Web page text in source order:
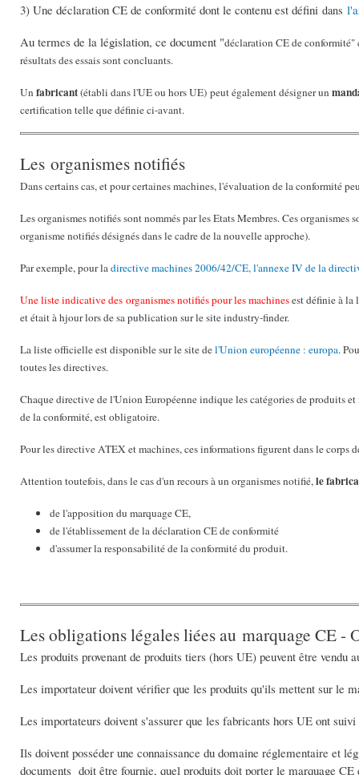
3) Une déclaration CE de conformité dont le contenu est défini dans
Au termes de la législation, ce document "déclaration CE de conformité"
résultats des essais sont concluants.
Un fabricant(établi dans l'UE ou hors UE) peut également désigner un
certification telle que définie ci-avant.
Les organismes notifiés
Dans certains cas, et pour certaines machines, l'évaluation de la conformité
Les organismes notifiés sont nommés par les Etats Membres. Ces
organisme notifiés désignés dans le cadre de la nouvelle approche).
Par exemple, pour ladirective machines 2006/42/CE, l'annexe IV de la
Une liste indicative des organismes notifiés pour les machinesest définie à la
et était à hjour lors de sa publication sur le site industry-finder.
La liste officielle est disponible sur le site del'Union européenne : europa.
toutes les directives.
Chaque directive de l'Union Européenne indique les catégories de produits
de la conformité, est obligatoire.
Pour les directive ATEX et machines, ces informations figurent dans le corps
Attention toutefois, dans le cas d'un recours à un organismes notifié,le
de l'apposition du marquage CE,
de l'établissement de la déclaration CE de conformité
d'assumer la responsabilité de la conformité du produit.
Les obligations légales liées au marquage CE
Les produits provenant de produits tiers (hors UE) peuvent être
Les importateur doivent vérifier que les produits qu'ils mettent sur le
Les importateurs doivent s'assurer que les fabricants hors UE ont
Ils doivent posséder une connaissance du domaine réglementaire et
documents doit être fournie, quel produits doit porter le marquage